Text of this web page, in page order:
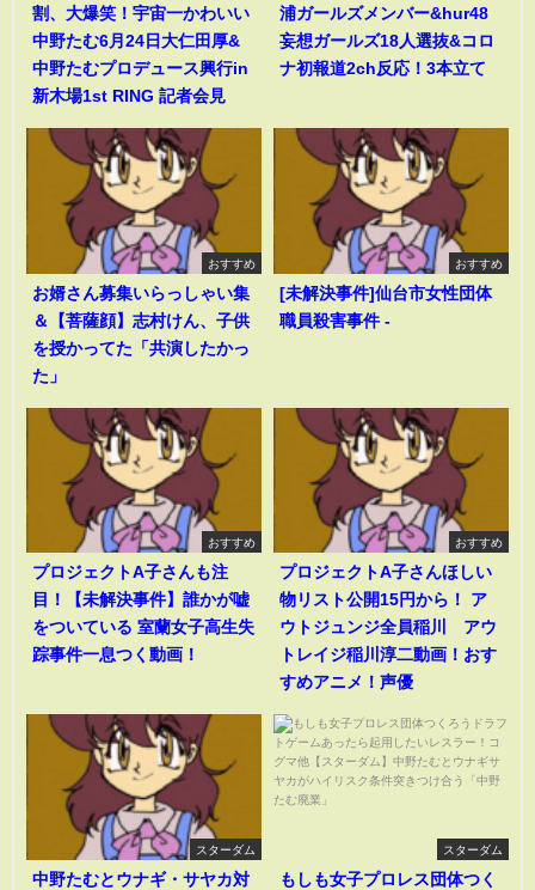
割、大爆笑！宇宙一かわいい
中野たむ6月24日大仁田厚&
中野たむプロデュース興行in
新木場1st RING 記者会見
浦ガールズメンバー&hur48
妄想ガールズ18人選抜&コロ
ナ初報道2ch反応！3本立て
おすすめ
お婿さん募集いらっしゃい集
＆【菩薩顔】志村けん、子供
を授かってた「共演したかっ
た」
おすすめ
[未解決事件]仙台市女性団体
職員殺害事件 -
おすすめ
プロジェクトA子さんも注
目！【未解決事件】誰かが嘘
をついている 室蘭女子高生失
踪事件一息つく動画！
おすすめ
プロジェクトA子さんほしい
物リスト公開15円から！ ア
ウトジュンジ全員稲川 アウ
トレイジ稲川淳二動画！おす
すめアニメ！声優
スターダム
中野たむとウナギ・サヤカ対
スターダム
もしも女子プロレス団体つく